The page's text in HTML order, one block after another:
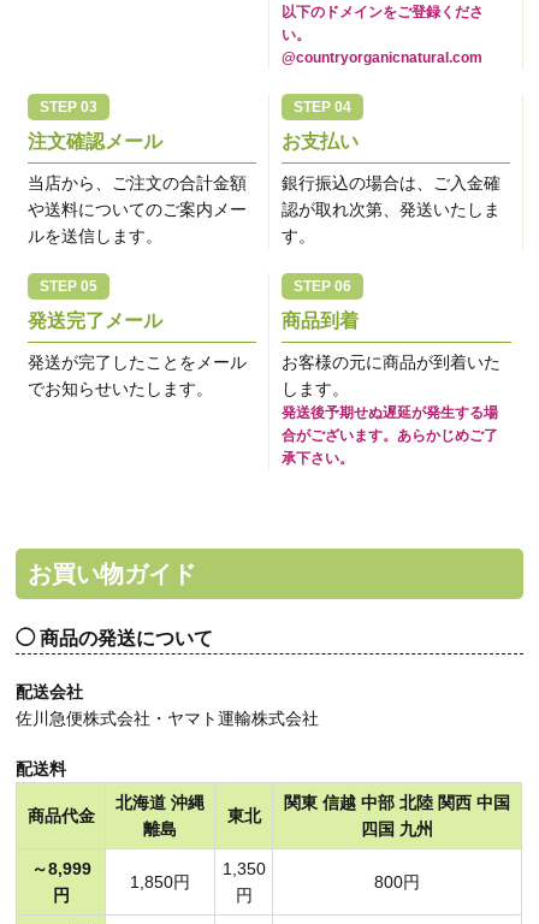
以下のドメインをご登録くださ
い。
@countryorganicnatural.com
注文確認メール
当店から、ご注文の合計金額
や送料についてのご案内メー
ルを送信します。
お支払い
銀行振込の場合は、ご入金確
認が取れ次第、発送いたしま
す。
発送完了メール
発送が完了したことをメール
でお知らせいたします。
商品到着
お客様の元に商品が到着いた
します。
発送後予期せぬ遅延が発生する場
合がございます。あらかじめご了
承下さい。
お買い物ガイド
商品の発送について
配送会社
佐川急便株式会社・ヤマト運輸株式会社
配送料
商品代金
北海道 沖縄
離島
東北
関東 信越 中部 北陸 関西 中国
四国 九州
～8,999
円
1,850円
1,350
円
800円